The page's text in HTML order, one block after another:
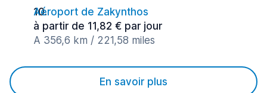
Aéroport de Zakynthos
à partir de 11,82 € par jour
A 356,6 km / 221,58 miles
En savoir plus